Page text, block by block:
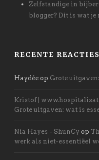
Zelfstandige in
blogger? Dit is wat je
RECENTE REACTIES
Haydée op Grote
Kristof |
Grote uitgaven: wat is
Nia Hayes - ShunCy op
werk als niet-essentiëel